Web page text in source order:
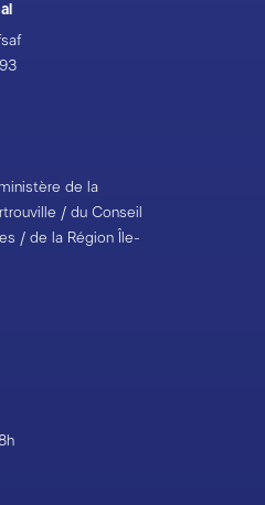
de la
/ du Conseil
/ de la Région Île-